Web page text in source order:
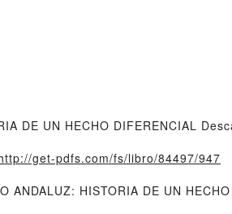
DE UN HECHO DIFERENCIAL
get-pdfs.com/fs/libro/84497/947
ANDALUZ: HISTORIA DE UN